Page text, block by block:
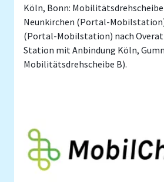
Köln, Bonn: Mobilitätsdrehscheibe
Neunkirchen (Portal-Mobilstation)
(Portal-Mobilstation) nach
Station mit Anbindung Köln,
Mobilitätsdrehscheibe B).